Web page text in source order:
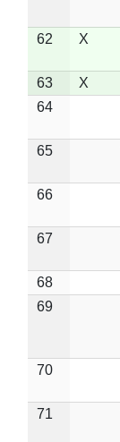
62 X
63 X
64
65
66
67
68
69
70
71